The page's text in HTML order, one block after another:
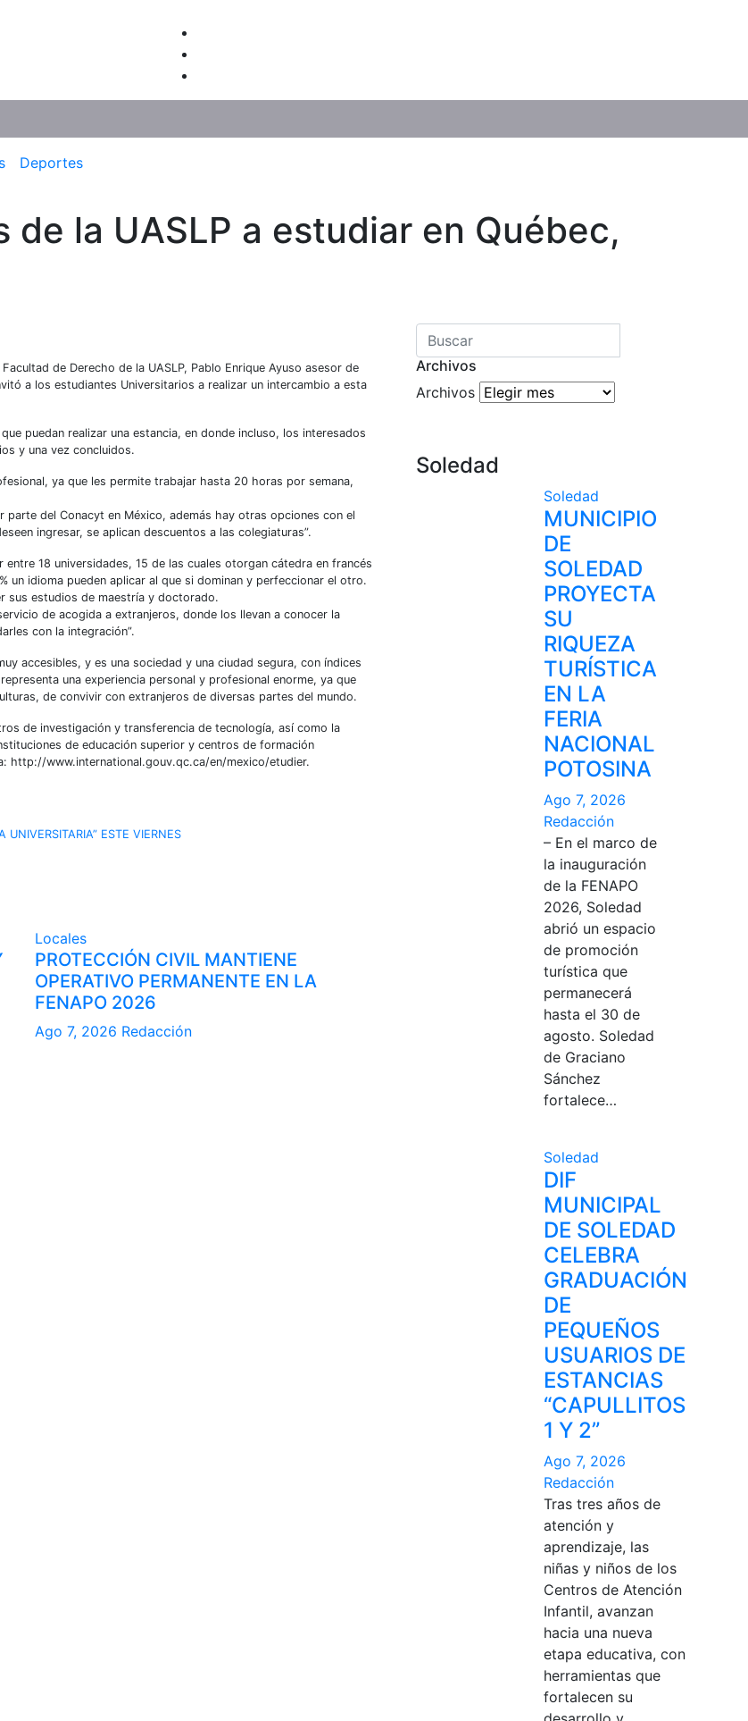
Deportes
de la UASLP a estudiar en Québec,
de Derecho de la UASLP, Pablo Enrique Ayuso asesor de
a los estudiantes Universitarios a realizar un intercambio a esta
puedan realizar una estancia, en donde incluso, los interesados
y una vez concluidos.
ya que les permite trabajar hasta 20 horas por semana,
del Conacyt en México, además hay otras opciones con el
ingresar, se aplican descuentos a las colegiaturas”.
18 universidades, 15 de las cuales otorgan cátedra en francés
un idioma pueden aplicar al que si dominan y perfeccionar el otro.
sus estudios de maestría y doctorado.
de acogida a extranjeros, donde los llevan a conocer la
con la integración”.
accesibles, y es una sociedad y una ciudad segura, con índices
una experiencia personal y profesional enorme, ya que
de convivir con extranjeros de diversas partes del mundo.
de investigación y transferencia de tecnología, así como la
de educación superior y centros de formación
http://www.international.gouv.qc.ca/en/mexico/etudier.
ESTE VIERNES
Locales
PROTECCIÓN CIVIL MANTIENE
OPERATIVO PERMANENTE EN LA
FENAPO 2026
Ago 7, 2026 Redacción
Archivos
Archivos
Soledad
Soledad
MUNICIPIO
DE
SOLEDAD
PROYECTA
SU
RIQUEZA
TURÍSTICA
EN LA
FERIA
NACIONAL
POTOSINA
Ago 7, 2026
Redacción
– En el marco de
la inauguración
de la FENAPO
2026, Soledad
abrió un espacio
de promoción
turística que
permanecerá
hasta el 30 de
agosto. Soledad
de Graciano
Sánchez
fortalece…
Soledad
DIF
MUNICIPAL
DE SOLEDAD
CELEBRA
GRADUACIÓN
DE
PEQUEÑOS
USUARIOS DE
ESTANCIAS
“CAPULLITOS
1 Y 2”
Ago 7, 2026
Redacción
Tras tres años de
atención y
aprendizaje, las
niñas y niños de los
Centros de Atención
Infantil, avanzan
hacia una nueva
etapa educativa, con
herramientas que
fortalecen su